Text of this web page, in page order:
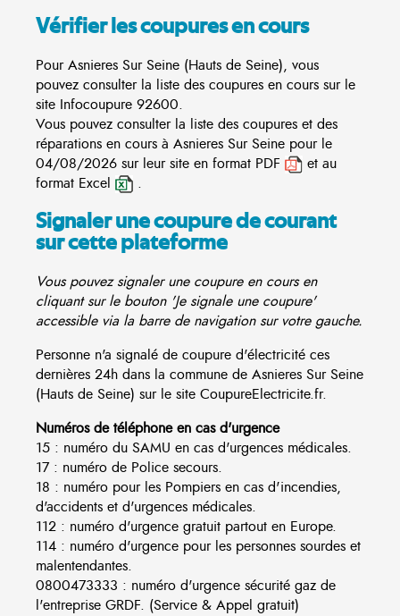
Vérifier les coupures en cours
Pour Asnieres Sur Seine (Hauts de Seine), vous
pouvez consulter la liste des coupures en cours sur le
site Infocoupure 92600.
Vous pouvez consulter la liste des coupures et des
réparations en cours à Asnieres Sur Seine pour le
04/08/2026 sur leur site en format PDF
et au
format Excel
.
Signaler une coupure de courant
sur cette plateforme
Vous pouvez signaler une coupure en cours en
cliquant sur le bouton 'Je signale une coupure'
accessible via la barre de navigation sur votre gauche.
Personne n'a signalé de coupure d'électricité ces
dernières 24h dans la commune de Asnieres Sur Seine
(Hauts de Seine) sur le site CoupureElectricite.fr.
Numéros de téléphone en cas d'urgence
15 : numéro du SAMU en cas d'urgences médicales.
17 : numéro de Police secours.
18 : numéro pour les Pompiers en cas d'incendies,
d'accidents et d'urgences médicales.
112 : numéro d'urgence gratuit partout en Europe.
114 : numéro d'urgence pour les personnes sourdes et
malentendantes.
0800473333 : numéro d'urgence sécurité gaz de
l'entreprise GRDF. (Service & Appel gratuit)